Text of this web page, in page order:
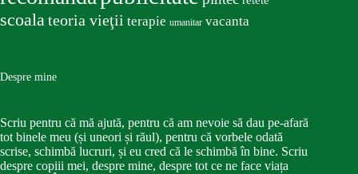
scoalateoria vieţii terapie umanitar vacanta
Despre mine
Scriu pentru că mă ajută, pentru că am nevoie să dau pe-afară
tot binele meu (și uneori și răul), pentru că vorbele odată
scrise, schimbă lucruri, și eu cred că le schimbă în bine. Scriu
despre copiii mei, despre mine, despre tot ce ne face viața